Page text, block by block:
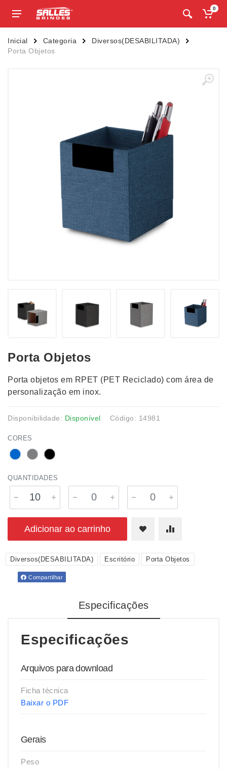
0
Inicial Categoria
Diversos(DESABILITADA)
Porta Objetos
Porta Objetos
Porta objetos em RPET (PET Reciclado) com área de
personalização em inox.
Disponibilidade: Disponível Código: 14981
CORES
QUANTIDADES
Adicionar ao carrinho
Diversos(DESABILITADA) Escritório Porta Objetos
Compartilhar
Especificações
Especificações
Arquivos para download
Ficha técnica
Baixar o PDF
Gerais
Peso